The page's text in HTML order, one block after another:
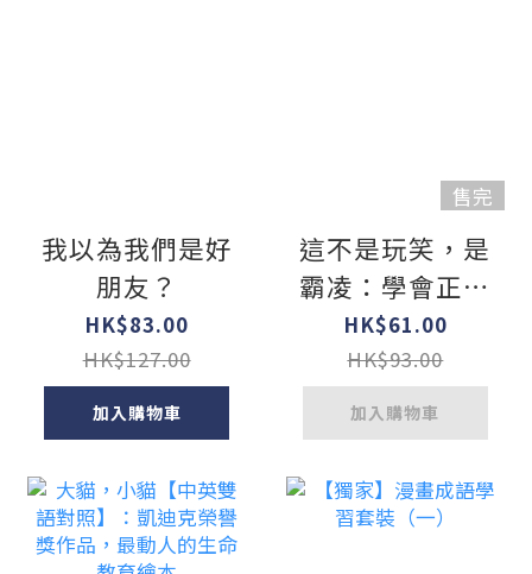
我以為我們是好
朋友？
HK$83.00
HK$127.00
加入購物車
售完
這不是玩笑，是
霸凌：學會正確
拒絕的勇氣
HK$61.00
HK$93.00
加入購物車